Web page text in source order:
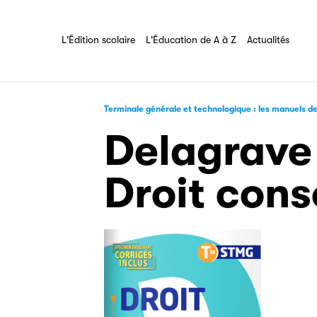
L'Édition scolaire L'Éducation de A à Z Actualités
Tout savoir sur l'association
L'Édition scolaire
L'Éducation de A à Z
Terminale générale et technologique : les manuels
Droit